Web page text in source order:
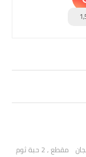
المقادير بقدونس مفروم, حزمة باذنجان مقطع , 2 حبة ثوم